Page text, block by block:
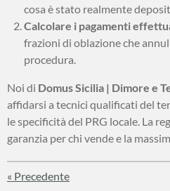
cosa è stato realmente
Calcolare i pagamenti
frazioni di oblazione che
procedura.
Noi di Domus Sicilia | Dimore e
affidarsi a tecnici qualificati del
le specificità del PRG locale. La
garanzia per chi vende e la
« Precedente